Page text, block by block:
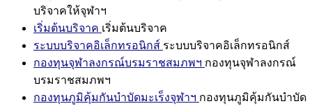
บริจาคให้จุฬาฯ
เริ่มต้นบริจาค เริ่มต้นบริจาค
ระบบบริจาคอิเล็กทรอนิกส์ ระบบบริจาคอิเล็กทรอนิกส์
กองทุนจุฬาลงกรณ์บรมราชสมภพฯ กองทุนจุฬาลงกรณ์
บรมราชสมภพฯ
กองทุนภูมิคุ้มกันบำบัดมะเร็งจุฬาฯ กองทุนภูมิคุ้มกันบำบัด